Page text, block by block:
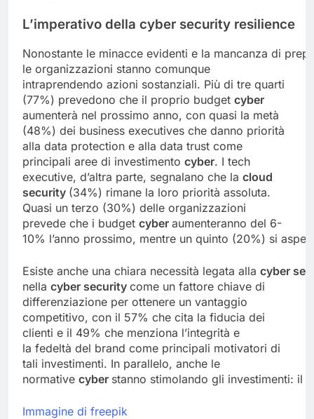
L’imperativo della cyber security resilience
Nonostante le minacce evidenti e la mancanza di
le organizzazioni stanno comunque
intraprendendo azioni sostanziali. Più di tre quarti
(77%) prevedono che il proprio budget cyber
aumenterà nel prossimo anno, con quasi la metà
(48%) dei business executives che danno priorità
alla data protection e alla data trust come
principali aree di investimento cyber. I tech
executive, d’altra parte, segnalano che la cloud
security (34%) rimane la loro priorità assoluta.
Quasi un terzo (30%) delle organizzazioni
prevede che i budget cyber aumenteranno del 6-
10% l’anno prossimo, mentre un quinto (20%) si
Esiste anche una chiara necessità legata alla cyber
nella cyber security come un fattore chiave di
differenziazione per ottenere un vantaggio
competitivo, con il 57% che cita la fiducia dei
clienti e il 49% che menziona l’integrità e
la fedeltà del brand come principali motivatori di
tali investimenti. In parallelo, anche le
normative cyber stanno stimolando gli investimenti: il
Immagine di freepik